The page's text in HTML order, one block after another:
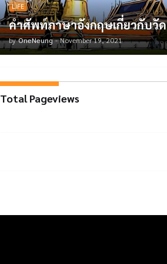
LIFE
คำศัพท์ภาษาอังกฤษเกี่ยวกับวัด
by OneNeung - November 19, 2021
Total Pageviews